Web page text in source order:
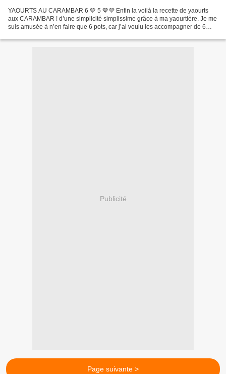
YAOURTS AU CARAMBAR 6 💚 5 💙💜 Enfin la voilà la recette de yaourts
aux CARAMBAR ! d’une simplicité simplissime grâce à ma yaourtière. Je me
suis amusée à n’en faire que 6 pots, car j’ai voulu les accompagner de 6
Publicité
Page suivante >